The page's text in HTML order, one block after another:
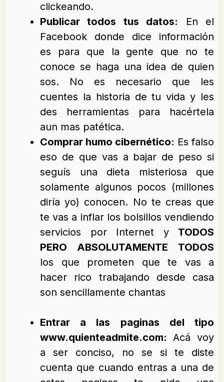
clickeando.
Publicar todos tus datos: En el
Facebook donde dice información
es para que la gente que no te
conoce se haga una idea de quien
sos. No es necesario que les
cuentes la historia de tu vida y les
des herramientas para hacértela
aun mas patética.
Comprar humo cibernético: Es falso
eso de que vas a bajar de peso si
seguís una dieta misteriosa que
solamente algunos pocos (millones
diría yo) conocen. No te creas que
te vas a inflar los bolsillos vendiendo
servicios por Internet y TODOS
PERO ABSOLUTAMENTE TODOS
los que prometen que te vas a
hacer rico trabajando desde casa
son sencillamente chantas
Entrar a las paginas del tipo
www.quienteadmite.com: Acá voy
a ser conciso, no se si te diste
cuenta que cuando entras a una de